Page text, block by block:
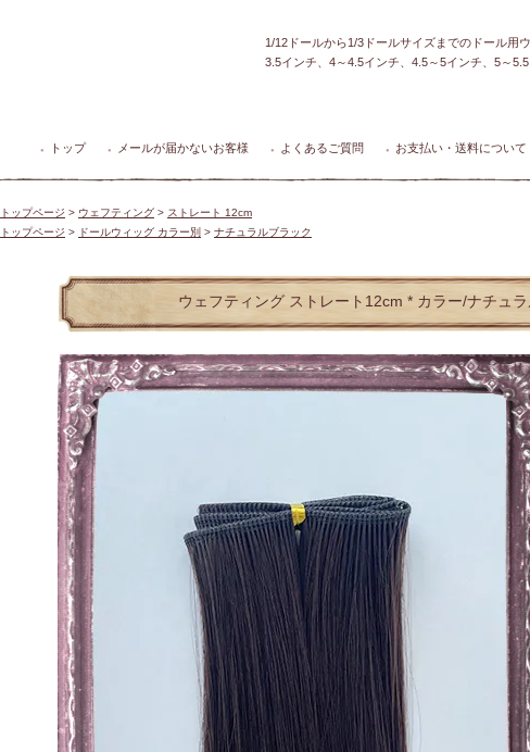
1/12ドールから1/3ドールサイズまでのドール用
3.5インチ、4～4.5インチ、4.5～5インチ、5～
● トップ ● メールが届かないお客様 ● よくあるご質問 ● お支払い・送料について
トップページ > ウェフティング > ストレート 12cm
トップページ > ドールウィッグ カラー別 > ナチュラルブラック
ウェフティング ストレート12cm * カラー/ナチュ